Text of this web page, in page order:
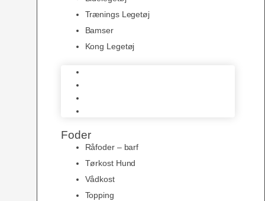
Trænings Legetøj
Bamser
Kong Legetøj
Foder
Råfoder – barf
Tørkost Hund
Vådkost
Topping